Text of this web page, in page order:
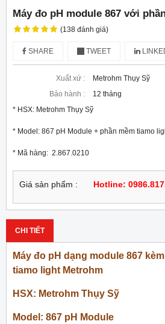
Máy đo pH module 867 với
(138 đánh giá)
SHARE TWEET
Xuất xứ :
Metrohm Thụy Sỹ
Bảo hành :
12 tháng
* HSX: Metrohm Thụy Sỹ
* Model: 867 pH Module + phần mềm tiamo
* Mã hàng:  2.867.0210
Giá sản phẩm : Hotline:
CHI TIẾT
Máy đo pH dạng module 867
tiamo light Metrohm
HSX: Metrohm Thụy Sỹ
Model: 867 pH Module